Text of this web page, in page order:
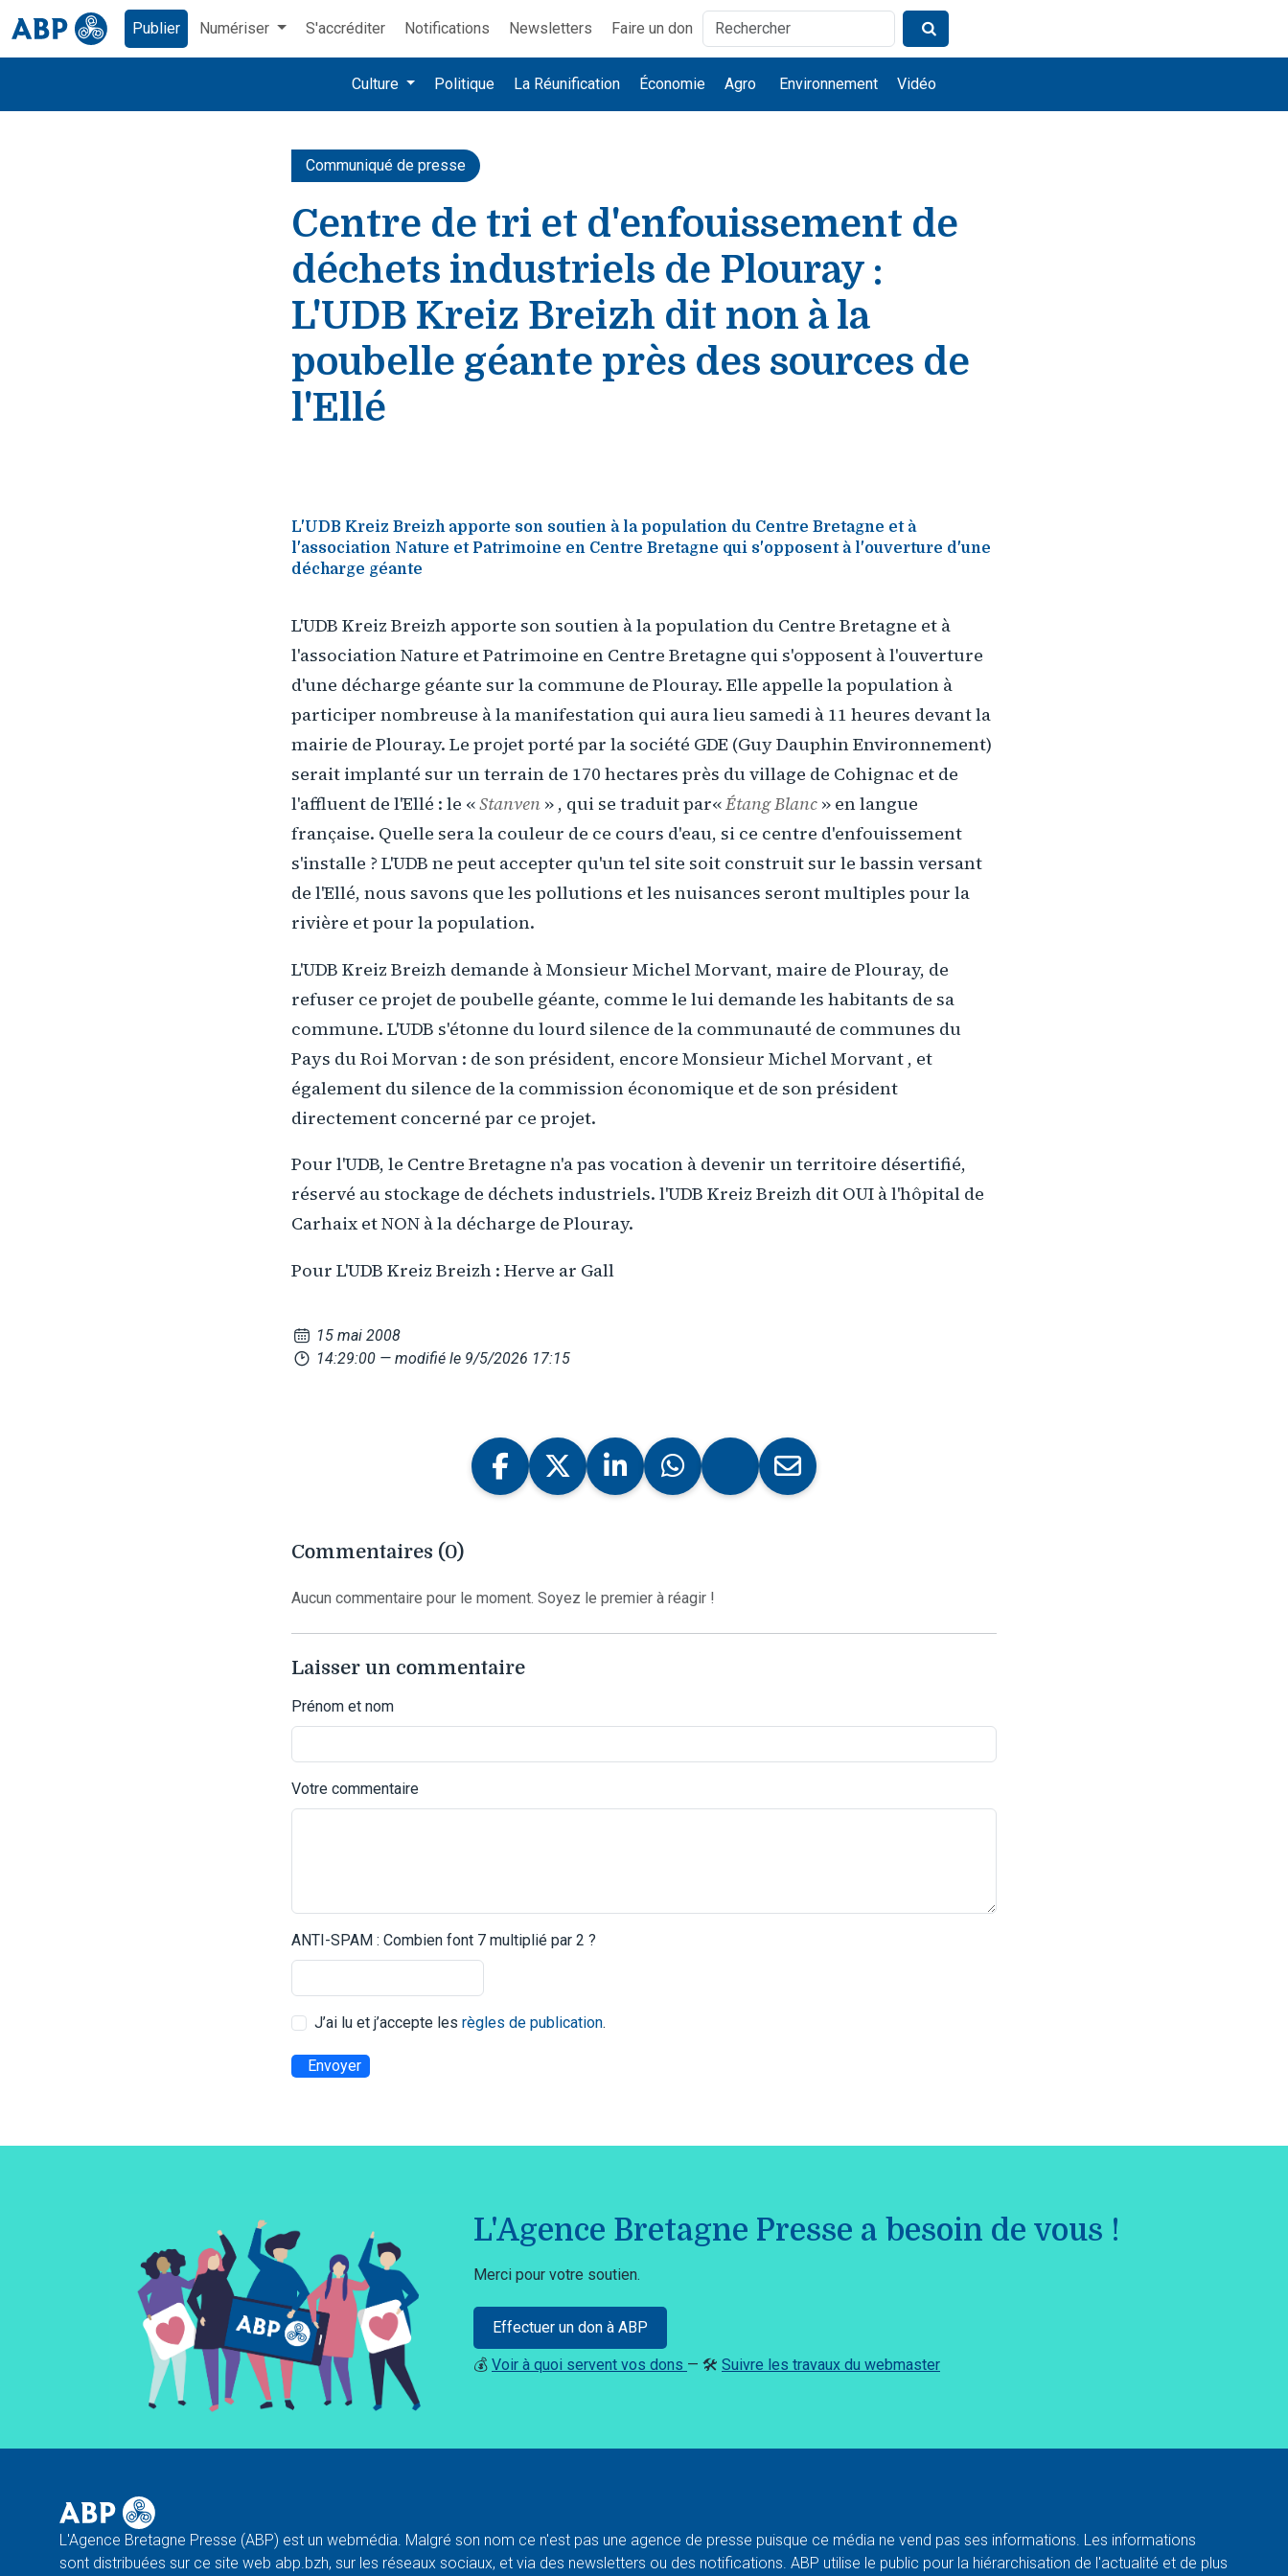
Publier Numériser S'accréditer Notifications Newsletters Faire un don
Culture Politique La Réunification Économie Agro Environnement Vidéo
Communiqué de presse
Centre de tri et d'enfouissement de
déchets industriels de Plouray :
L'UDB Kreiz Breizh dit non à la
poubelle géante près des sources de
l'Ellé
L'UDB Kreiz Breizh apporte son soutien à la population du Centre Bretagne et à
l'association Nature et Patrimoine en Centre Bretagne qui s'opposent à l'ouverture d'une
décharge géante
L'UDB Kreiz Breizh apporte son soutien à la population du Centre Bretagne et à
l'association Nature et Patrimoine en Centre Bretagne qui s'opposent à l'ouverture
d'une décharge géante sur la commune de Plouray. Elle appelle la population à
participer nombreuse à la manifestation qui aura lieu samedi à 11 heures devant la
mairie de Plouray. Le projet porté par la société GDE (Guy Dauphin Environnement)
serait implanté sur un terrain de 170 hectares près du village de Cohignac et de
l'affluent de l'Ellé : le «Stanven » , qui se traduit par«Étang Blanc » en langue
française. Quelle sera la couleur de ce cours d'eau, si ce centre d'enfouissement
s'installe ? L'UDB ne peut accepter qu'un tel site soit construit sur le bassin versant
de l'Ellé, nous savons que les pollutions et les nuisances seront multiples pour la
rivière et pour la population.
L'UDB Kreiz Breizh demande à Monsieur Michel Morvant, maire de Plouray, de
refuser ce projet de poubelle géante, comme le lui demande les habitants de sa
commune. L'UDB s'étonne du lourd silence de la communauté de communes du
Pays du Roi Morvan : de son président, encore Monsieur Michel Morvant , et
également du silence de la commission économique et de son président
directement concerné par ce projet.
Pour l'UDB, le Centre Bretagne n'a pas vocation à devenir un territoire désertifié,
réservé au stockage de déchets industriels. l'UDB Kreiz Breizh dit OUI à l'hôpital de
Carhaix et NON à la décharge de Plouray.
Pour L'UDB Kreiz Breizh : Herve ar Gall
15 mai 2008
14:29:00 — modifié le 9/5/2026 17:15
Commentaires (0)
Aucun commentaire pour le moment. Soyez le premier à réagir !
Laisser un commentaire
Prénom et nom
Votre commentaire
ANTI-SPAM : Combien font 7 multiplié par 2 ?
J’ai lu et j’accepte les règles de publication.
Envoyer
L'Agence Bretagne Presse a besoin de vous !
Merci pour votre soutien.
Effectuer un don à ABP
💰 Voir à quoi servent vos dons — 🛠️ Suivre les travaux du webmaster
L'Agence Bretagne Presse (ABP) est un webmédia. Malgré son nom ce n'est pas une agence de presse puisque ce média ne vend pas ses informations. Les informations
sont distribuées sur ce site web abp.bzh, sur les réseaux sociaux, et via des newsletters ou des notifications. ABP utilise le public pour la hiérarchisation de l'actualité et de plus